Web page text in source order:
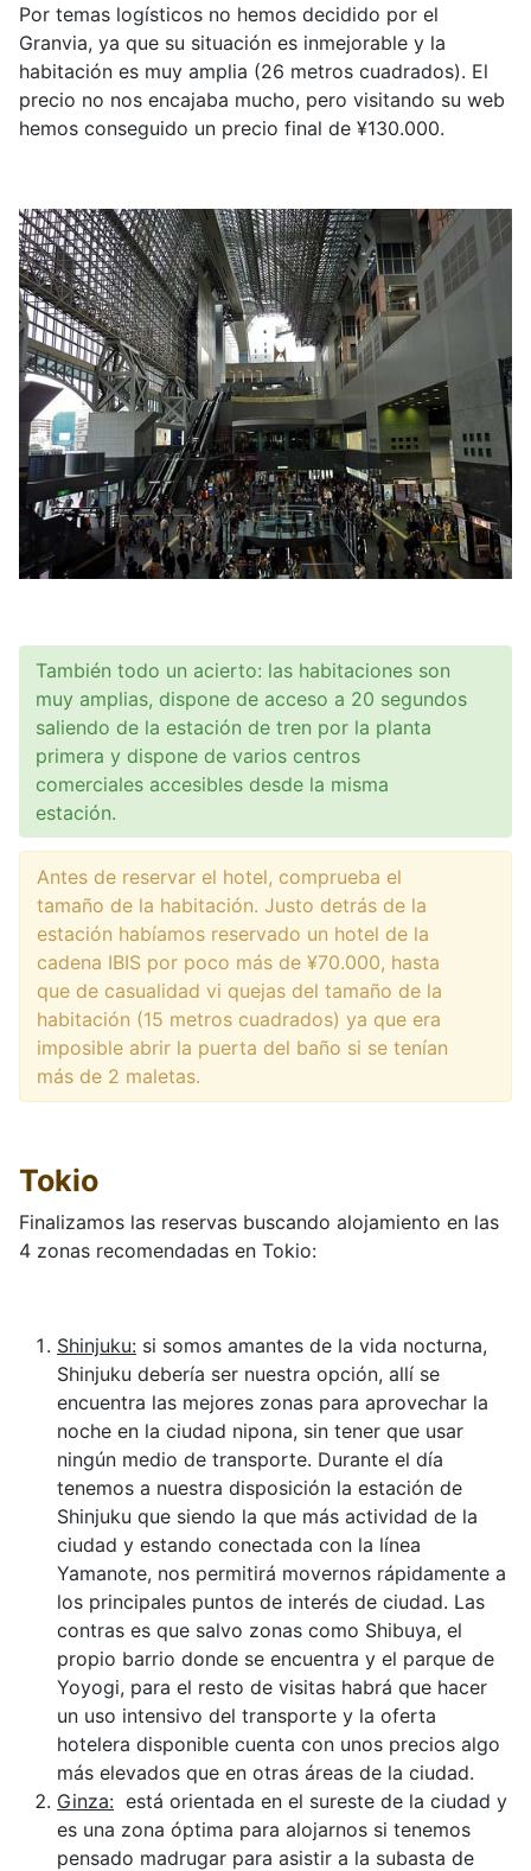
Por temas logísticos no hemos decidido por el
Granvia, ya que su situación es inmejorable y la
habitación es muy amplia (26 metros cuadrados). El
precio no nos encajaba mucho, pero visitando su web
hemos conseguido un precio final de ¥130.000.
También todo un acierto: las habitaciones son
muy amplias, dispone de acceso a 20 segundos
saliendo de la estación de tren por la planta
primera y dispone de varios centros
comerciales accesibles desde la misma
estación.
Antes de reservar el hotel, comprueba el
tamaño de la habitación. Justo detrás de la
estación habíamos reservado un hotel de la
cadena IBIS por poco más de ¥70.000, hasta
que de casualidad vi quejas del tamaño de la
habitación (15 metros cuadrados) ya que era
imposible abrir la puerta del baño si se tenían
más de 2 maletas.
Tokio
Finalizamos las reservas buscando alojamiento en las
4 zonas recomendadas en Tokio:
Shinjuku: si somos amantes de la vida nocturna,
Shinjuku debería ser nuestra opción, allí se
encuentra las mejores zonas para aprovechar la
noche en la ciudad nipona, sin tener que usar
ningún medio de transporte. Durante el día
tenemos a nuestra disposición la estación de
Shinjuku que siendo la que más actividad de la
ciudad y estando conectada con la línea
Yamanote, nos permitirá movernos rápidamente a
los principales puntos de interés de ciudad. Las
contras es que salvo zonas como Shibuya, el
propio barrio donde se encuentra y el parque de
Yoyogi, para el resto de visitas habrá que hacer
un uso intensivo del transporte y la oferta
hotelera disponible cuenta con unos precios algo
más elevados que en otras áreas de la ciudad.
Ginza: está orientada en el sureste de la ciudad y
es una zona óptima para alojarnos si tenemos
pensado madrugar para asistir a la subasta de